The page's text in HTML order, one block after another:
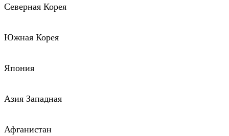
Северная Корея
Южная Корея
Япония
Азия Западная
Афганистан